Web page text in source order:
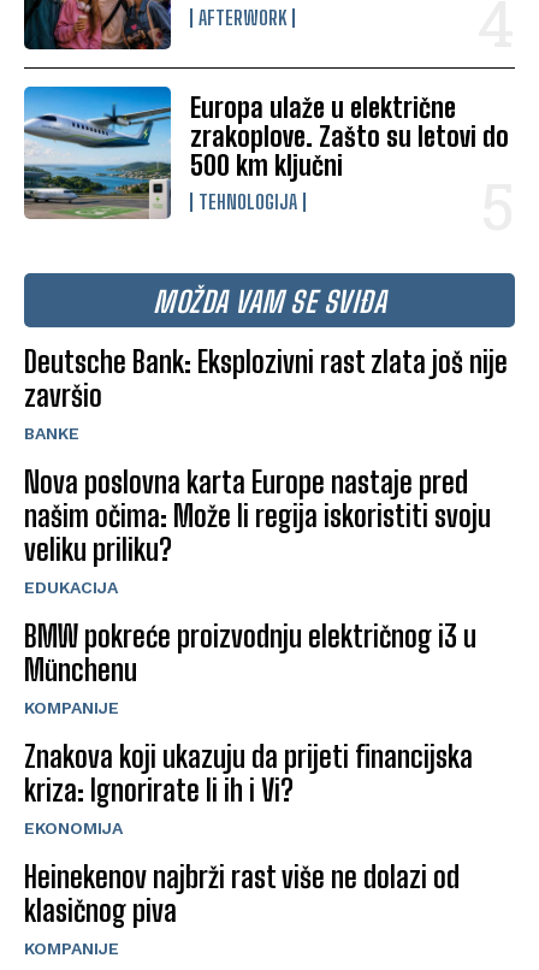
AFTERWORK
Europa ulaže u električne
zrakoplove. Zašto su letovi do
500 km ključni
TEHNOLOGIJA
MOŽDA VAM SE SVIĐA
Deutsche Bank: Eksplozivni rast zlata još nije
završio
BANKE
Nova poslovna karta Europe nastaje pred
našim očima: Može li regija iskoristiti svoju
veliku priliku?
EDUKACIJA
BMW pokreće proizvodnju električnog i3 u
Münchenu
KOMPANIJE
Znakova koji ukazuju da prijeti financijska
kriza: Ignorirate li ih i Vi?
EKONOMIJA
Heinekenov najbrži rast više ne dolazi od
klasičnog piva
KOMPANIJE